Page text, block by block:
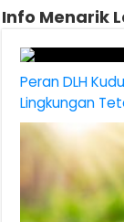
Info Menarik
Peran DLH
Lingkungan